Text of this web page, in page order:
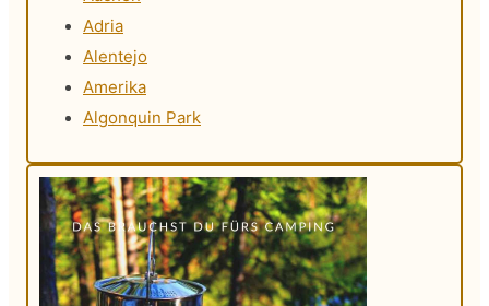
Adria
Alentejo
Amerika
Algonquin Park